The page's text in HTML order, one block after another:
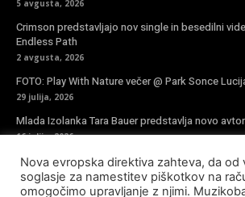
5 avgusta, 2026
Crimson predstavljajo nov single in besedilni
Endless Path
2 avgusta, 2026
FOTO: Play With Nature večer @ Park Sonce
29 julija, 2026
Mlada Izolanka Tara Bauer predstavlja novo
16 julija, 2026
Vpiši se v novičke
Nova evropska direktiva zahteva, da od
soglasje za namestitev piškotkov na
omogočimo upravljanje z njimi.